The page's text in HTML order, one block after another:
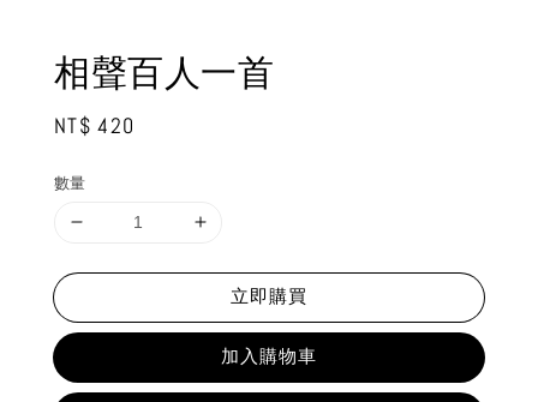
相聲百人一首
Regular
NT$ 420
數量
立即購買
加入購物車